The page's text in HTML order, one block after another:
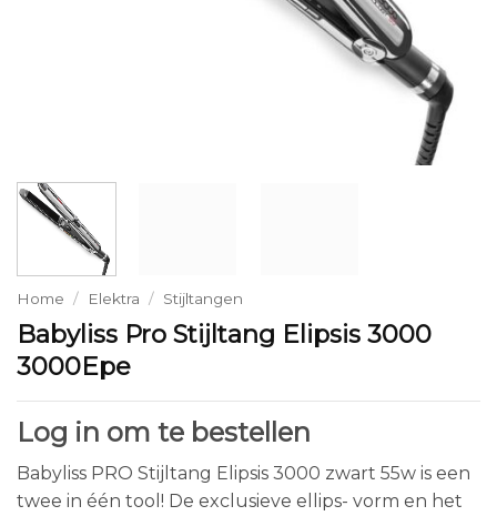
Home / Elektra / Stijltangen
Babyliss Pro Stijltang Elipsis 3000
3000Epe
Log in om te bestellen
Babyliss PRO Stijltang Elipsis 3000 zwart 55w is een
twee in één tool! De exclusieve ellips- vorm en het